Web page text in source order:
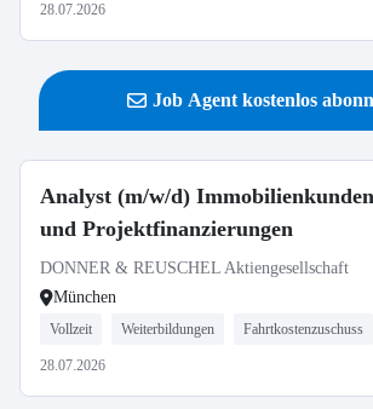
28.07.2026
Job Agent kostenlos
Analyst (m/w/d) Immobilienkunden
und Projektfinanzierungen
DONNER & REUSCHEL Aktiengesellschaft
München
Vollzeit Weiterbildungen Fahrtkostenzuschuss
28.07.2026